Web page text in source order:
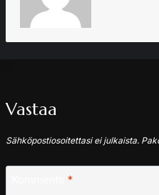
Vastaa
Sähköpostiosoitettasi ei julkaista.
*